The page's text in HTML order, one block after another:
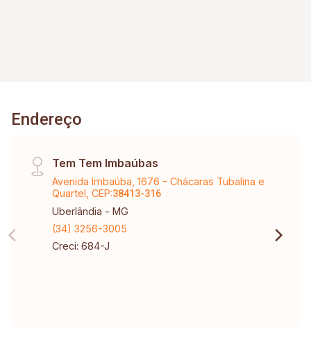
Endereço
Tem Tem Imbaúbas
Avenida Imbaúba, 1676 - Chácaras Tubalina e
Quartel, CEP:38413-316
Uberlândia - MG
(34) 3256-3005
Creci: 684-J